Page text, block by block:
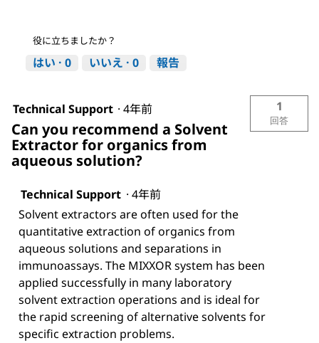
役に立ちましたか？
はい · 0 いいえ · 0 報告
Technical Support · 4年前
Can you recommend a Solvent
Extractor for organics from
aqueous solution?
1
回答
Technical Support · 4年前
Solvent extractors are often used for the
quantitative extraction of organics from
aqueous solutions and separations in
immunoassays. The MIXXOR system has been
applied successfully in many laboratory
solvent extraction operations and is ideal for
the rapid screening of alternative solvents for
specific extraction problems.